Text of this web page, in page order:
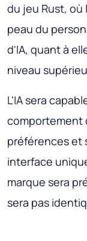
du jeu Rust, où
peau du
d'IA, quant à
niveau
L'IA sera
comportement
préférences et
interface
marque sera
sera pas